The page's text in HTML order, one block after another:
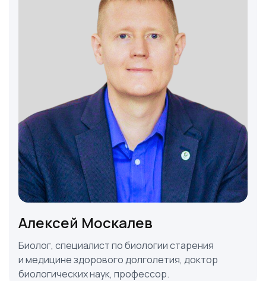
Алексей Москалев
Биолог, специалист по биологии старения
и медицине здорового долголетия, доктор
биологических наук, профессор.